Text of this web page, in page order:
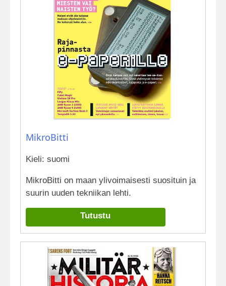
MikroBitti
Kieli: suomi
MikroBitti on maan ylivoimaisesti suosituin ja
suurin uuden tekniikan lehti.
Tutustu